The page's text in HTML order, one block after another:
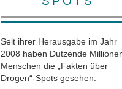
Seit ihrer Herausgabe im Jahr
2008 haben Dutzende
Menschen die „Fakten über
Drogen“-Spots gesehen.